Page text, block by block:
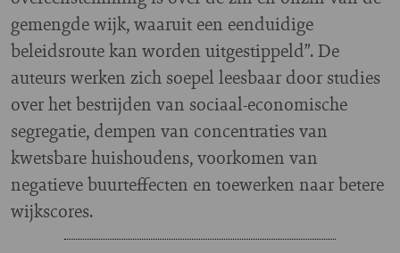
gemengde wijk, waaruit een eenduidige
beleidsroute kan worden uitgestippeld”. De
auteurs werken zich soepel leesbaar door studies
over het bestrijden van sociaal-economische
segregatie, dempen van concentraties van
kwetsbare huishoudens, voorkomen van
negatieve buurteffecten en toewerken naar betere
wijkscores.